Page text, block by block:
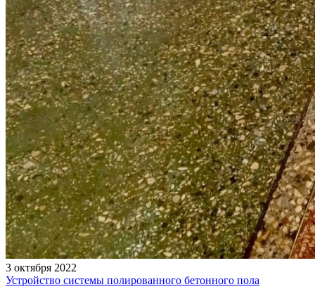
3 октября 2022
Устройство системы полированного бетонного пола